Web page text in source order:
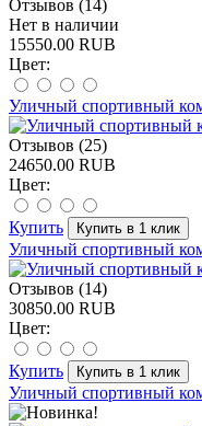
Отзывов (14)
Нет в наличии
15550.00 RUB
Цвет:
Уличный спортивный
Отзывов (25)
24650.00 RUB
Цвет:
Купить
Уличный спортивный
Отзывов (14)
30850.00 RUB
Цвет:
Купить
Уличный спортивный